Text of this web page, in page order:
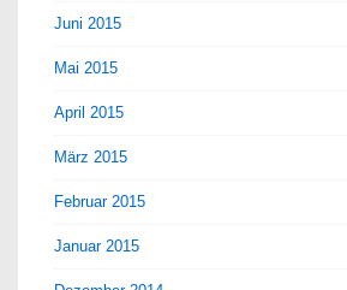
Juni 2015
Mai 2015
April 2015
März 2015
Februar 2015
Januar 2015